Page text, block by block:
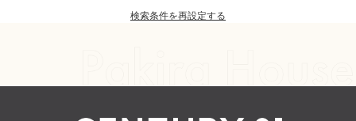
検索条件を再設定する